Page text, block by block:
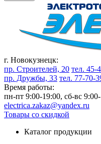
г. Новокузнецк:
пр. Строителей, 20 тел. 45-
пр. Дружбы, 33 тел. 77-70-
Время работы:
пн-пт 9:00-19:00, сб-вс
electrica.zakaz@yandex.ru
Товары со скидкой
Каталог продукции